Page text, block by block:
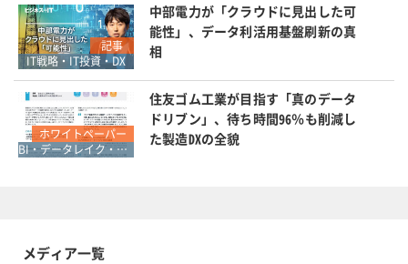
記事
IT戦略・IT投資・DX
中部電力が「クラウドに見出した可
能性」、データ利活用基盤刷新の真
相
ホワイトペーパー
BI・データレイク・DWH・マイニング
住友ゴム工業が目指す「真のデータ
ドリブン」、待ち時間96％も削減し
た製造DXの全貌
メディア一覧